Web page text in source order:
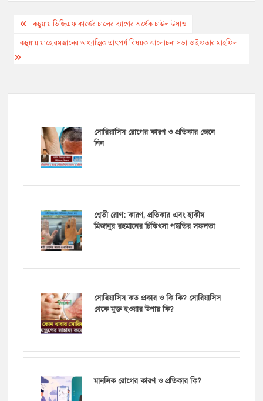
Post
navigation
কচুয়ায় ভিজিএফ কার্ডের চালের ব্যাগের অর্ধেক চাউল উধাও
কচুয়ায় মাহে রমজানের আধ্যাত্মিক তাৎপর্য বিষয়ক আলোচনা সভা ও ইফতার মাহফিল
সোরিয়াসিস রোগের কারণ ও প্রতিকার জেনে
নিন
শ্বেতী রোগ: কারণ, প্রতিকার এবং হাকীম
মিজানুর রহমানের চিকিৎসা পদ্ধতির সফলতা
সোরিয়াসিস কত প্রকার ও কি কি? সোরিয়াসিস
থেকে মুক্ত হওয়ার উপায় কি?
মানসিক রোগের কারণ ও প্রতিকার কি?